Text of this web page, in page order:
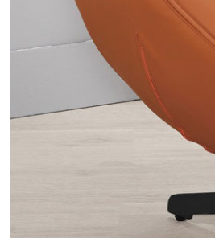
保護物流人員的工作安全，
因大型傢俱有組裝、配送的
讓您不用整天在家等貨，以免
如遇自然災害、政府宣布之
百貨公司配送暫無法配合開
期間，恕暫停百貨公司相關運
無回收家具服務，若需回收
日內若未接獲您的匯款
無回收家具服務，若需回